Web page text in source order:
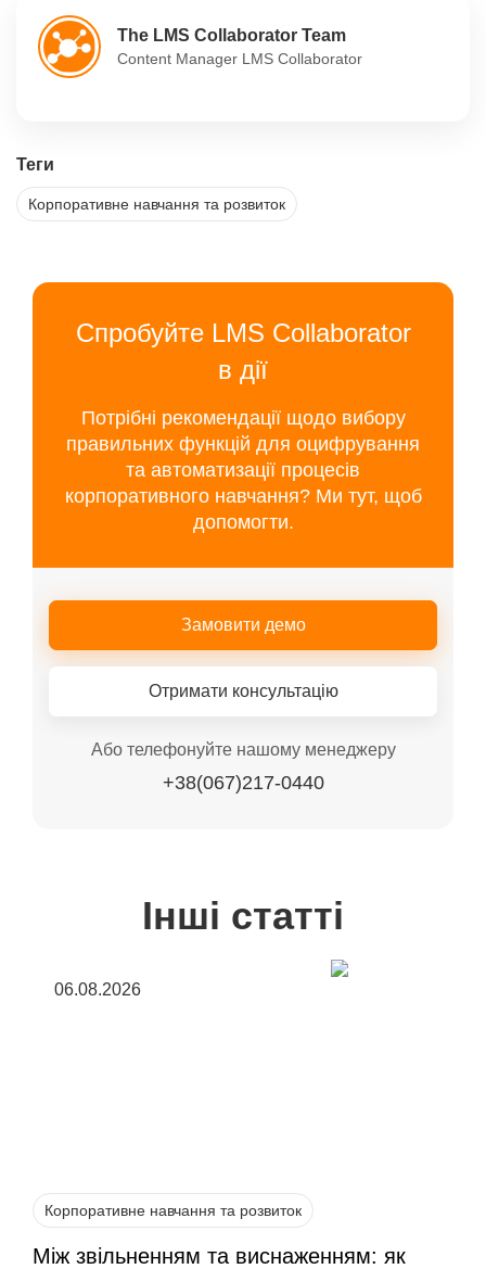
The LMS Collaborator Team
Content Manager LMS Collaborator
Теги
Корпоративне навчання та розвиток
Спробуйте LMS Collaborator
в дії
Потрібні рекомендації щодо вибору
правильних функцій для оцифрування
та автоматизації процесів
корпоративного навчання? Ми тут, щоб
допомогти.
Замовити демо
Отримати консультацію
Або телефонуйте нашому менеджеру
+38(067)217-0440
Інші статті
06.08.2026
Корпоративне навчання та розвиток
Між звільненням та виснаженням: як